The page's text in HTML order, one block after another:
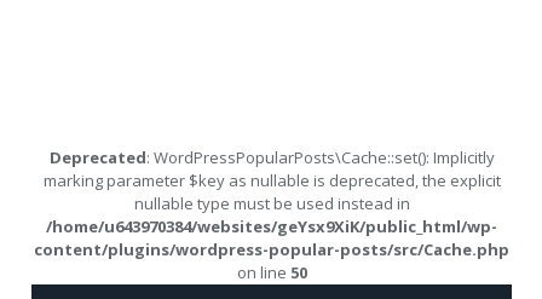
Deprecated: WordPressPopularPosts\Cache::set(): Implicitly
marking parameter $key as nullable is deprecated, the explicit
nullable type must be used instead in
/home/u643970384/websites/geYsx9XiK/public_html/wp-
content/plugins/wordpress-popular-posts/src/Cache.php
on line 50